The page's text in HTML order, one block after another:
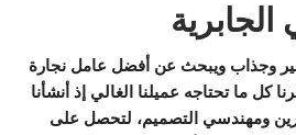
وجذاب ويبحث عن أفضل عامل نجارة
كل ما تحتاجه عميلنا الغالي إذ أنشأنا
ومهندسي التصميم، لتحصل على